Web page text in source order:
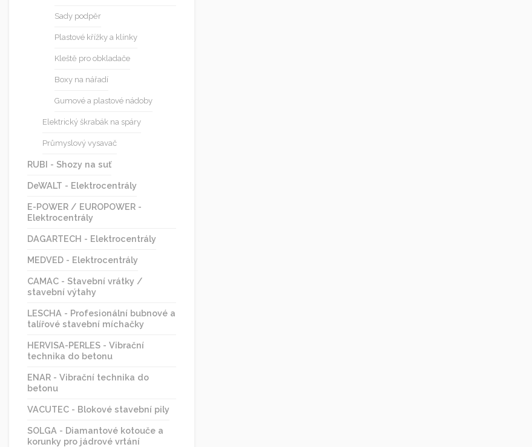
Sady podpěr
Plastové křížky a klínky
Kleště pro obkladače
Boxy na nářadí
Gumové a plastové nádoby
Elektrický škrabák na spáry
Průmyslový vysavač
RUBI - Shozy na suť
DeWALT - Elektrocentrály
E-POWER / EUROPOWER -
Elektrocentrály
DAGARTECH - Elektrocentrály
MEDVED - Elektrocentrály
CAMAC - Stavební vrátky /
stavební výtahy
LESCHA - Profesionální bubnové a
talířové stavební míchačky
HERVISA-PERLES - Vibrační
technika do betonu
ENAR - Vibrační technika do
betonu
VACUTEC - Blokové stavební pily
SOLGA - Diamantové kotouče a
korunky pro jádrové vrtání